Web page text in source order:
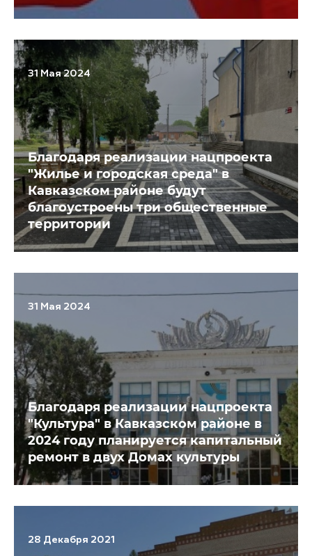
31 Мая 2024
Благодаря реализации нацпроекта
"Жилье и городская среда" в
Кавказском районе будут
благоустроены три общественные
территории
31 Мая 2024
Благодаря реализации нацпроекта
"Культура" в Кавказском районе в
2024 году планируется капитальный
ремонт в двух Домах культуры
28 Декабря 2021